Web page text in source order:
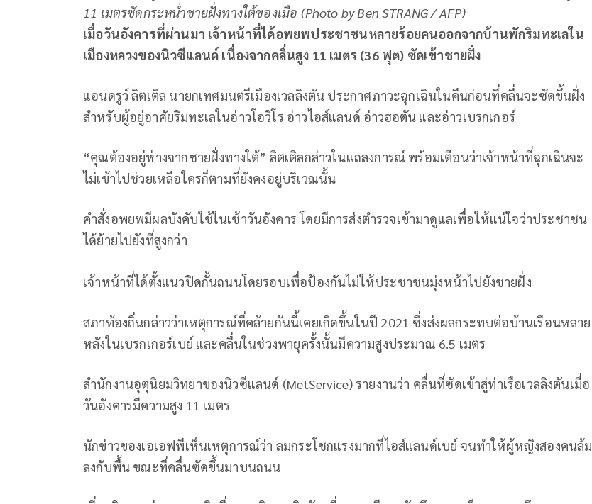
11 เมตรซัดกระหน่ำชายฝั่งทางใต้ของเมือ (Photo by Ben STRANG / AFP)
เมื่อวันอังคารที่ผ่านมา เจ้าหน้าที่ได้อพยพประชาชนหลายร้อยคนออกจากบ้านพักริมทะเลใน
เมืองหลวงของนิวซีแลนด์ เนื่องจากคลื่นสูง 11 เมตร (36 ฟุต) ซัดเข้าชายฝั่ง
แอนดรูว์ ลิตเติล นายกเทศมนตรีเมืองเวลลิงตัน ประกาศภาวะฉุกเฉินในคืนก่อนที่คลื่นจะซัดขึ้นฝั่ง
สำหรับผู้อยู่อาศัยริมทะเลในอ่าวโอวิโร อ่าวไอส์แลนด์ อ่าวฮอตัน และอ่าวเบรกเกอร์
“คุณต้องอยู่ห่างจากชายฝั่งทางใต้” ลิตเติลกล่าวในแถลงการณ์ พร้อมเตือนว่าเจ้าหน้าที่ฉุกเฉินจะ
ไม่เข้าไปช่วยเหลือใครก็ตามที่ยังคงอยู่บริเวณนั้น
คำสั่งอพยพมีผลบังคับใช้ในเช้าวันอังคาร โดยมีการส่งตำรวจเข้ามาดูแลเพื่อให้แน่ใจว่าประชาชน
ได้ย้ายไปยังที่สูงกว่า
เจ้าหน้าที่ได้ตั้งแนวปิดกั้นถนนโดยรอบเพื่อป้องกันไม่ให้ประชาชนมุ่งหน้าไปยังชายฝั่ง
สภาท้องถิ่นกล่าวว่าเหตุการณ์ที่คล้ายกันนี้เคยเกิดขึ้นในปี 2021 ซึ่งส่งผลกระทบต่อบ้านเรือนหลาย
หลังในเบรกเกอร์เบย์ และคลื่นในช่วงพายุครั้งนั้นมีความสูงประมาณ 6.5 เมตร
สำนักงานอุตุนิยมวิทยาของนิวซีแลนด์ (MetService) รายงานว่า คลื่นที่ซัดเข้าสู่ท่าเรือเวลลิงตันเมื่อ
วันอังคารมีความสูง 11 เมตร
นักข่าวของเอเอฟพีเห็นเหตุการณ์ว่า ลมกระโชกแรงมากที่ไอส์แลนด์เบย์ จนทำให้ผู้หญิงสองคนล้ม
ลงกับพื้น ขณะที่คลื่นซัดขึ้นมาบนถนน